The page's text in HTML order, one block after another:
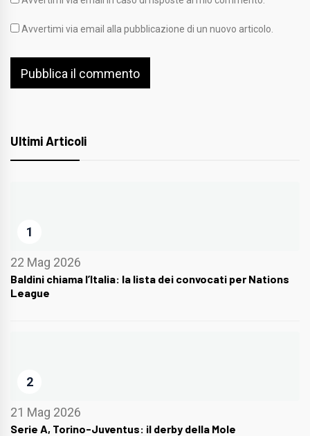
Avvertimi via email alla pubblicazione di un nuovo articolo.
Ultimi Articoli
1
22 Mag 2026
Baldini chiama l’Italia: la lista dei convocati per Nations
League
2
21 Mag 2026
Serie A, Torino-Juventus: il derby della Mole